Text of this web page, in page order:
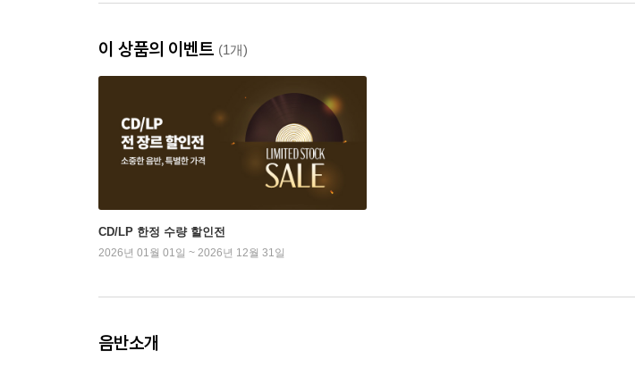
이 상품의 이벤트 (1개)
CD/LP 한정 수량 할인전
2026년 01월 01일 ~ 2026년 12월 31일
음반소개